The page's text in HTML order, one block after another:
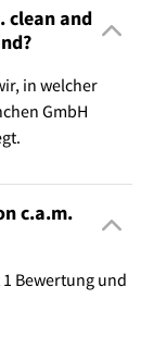
clean and
in welcher
GmbH
c.a.m.
Bewertung und